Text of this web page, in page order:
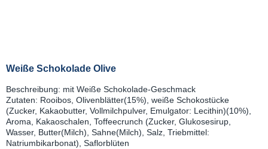
Weiße Schokolade Olive
Beschreibung: mit Weiße Schokolade-Geschmack
Zutaten: Rooibos, Olivenblätter(15%), weiße Schokostücke
(Zucker, Kakaobutter, Vollmilchpulver, Emulgator: Lecithin)(10%),
Aroma, Kakaoschalen, Toffeecrunch (Zucker, Glukosesirup,
Wasser, Butter(Milch), Sahne(Milch), Salz, Triebmittel:
Natriumbikarbonat), Saflorblüten